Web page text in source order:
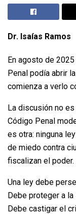
Dr. Isaías Ramos
En agosto de
Penal podía abrir
comienza a verlo
La discusión no
Código Penal
es otra: ninguna
de miedo contra
fiscalizan el poder.
Una ley debe
Debe proteger a
Debe castigar el